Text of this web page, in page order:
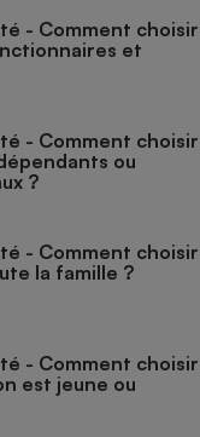
- Comment choisir
et
- Comment choisir
ou
?
- Comment choisir
la famille ?
- Comment choisir
est jeune ou